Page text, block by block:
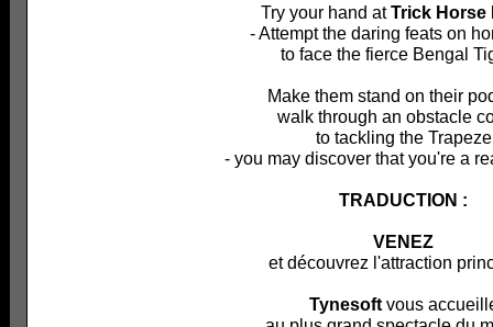
Try your hand atTrick Horse
- Attempt the daring feats on
to face the fierce Bengal
Make them stand on their
walk through an obstacle
to tackling the Trapeze
- you may discover that you're a
TRADUCTION :
VENEZ
et découvrez l'attraction
Tynesoftvous